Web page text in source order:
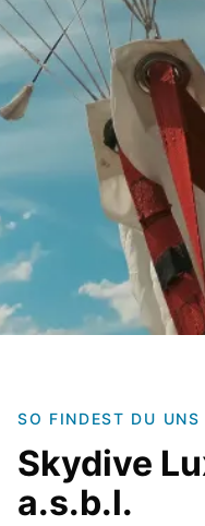
SO FINDEST DU UNS
Skydive
a.s.b.l.